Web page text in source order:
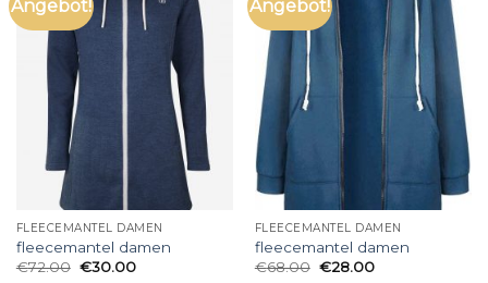
Angebot!
FLEECEMANTEL DAMEN
fleecemantel damen
€72.00 €30.00
Angebot!
FLEECEMANTEL DAMEN
fleecemantel damen
€68.00 €28.00